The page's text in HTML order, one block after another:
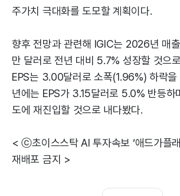
주가치 극대화를 도모할 계획이다.
향후 전망과 관련해 IGIC는 2026년 매
만 달러로 전년 대비 5.7% 성장할 것으
EPS는 3.00달러로 소폭(1.96%) 하락
년에는 EPS가 3.15달러로 5.0% 반등하
도에 재진입할 것으로 내다봤다.
< ⓒ초이스스탁 AI 투자속보 ‘애드가플
재배포 금지 >